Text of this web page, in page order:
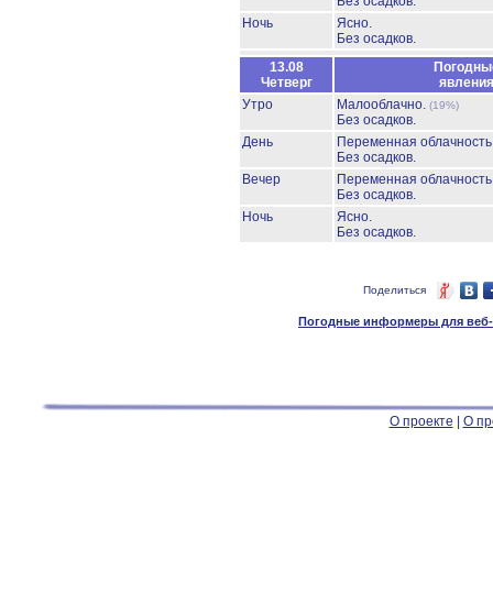
Ночь
Ясно.
Без осадков.
13.08
Четверг
явления
Утро
Малооблачно. (19%)
Без осадков.
День
Переменная облачность
Без осадков.
Вечер
Переменная
Без осадков.
Ночь
Ясно.
Без осадков.
Поделиться
Погодные информеры для веб-
О проекте О